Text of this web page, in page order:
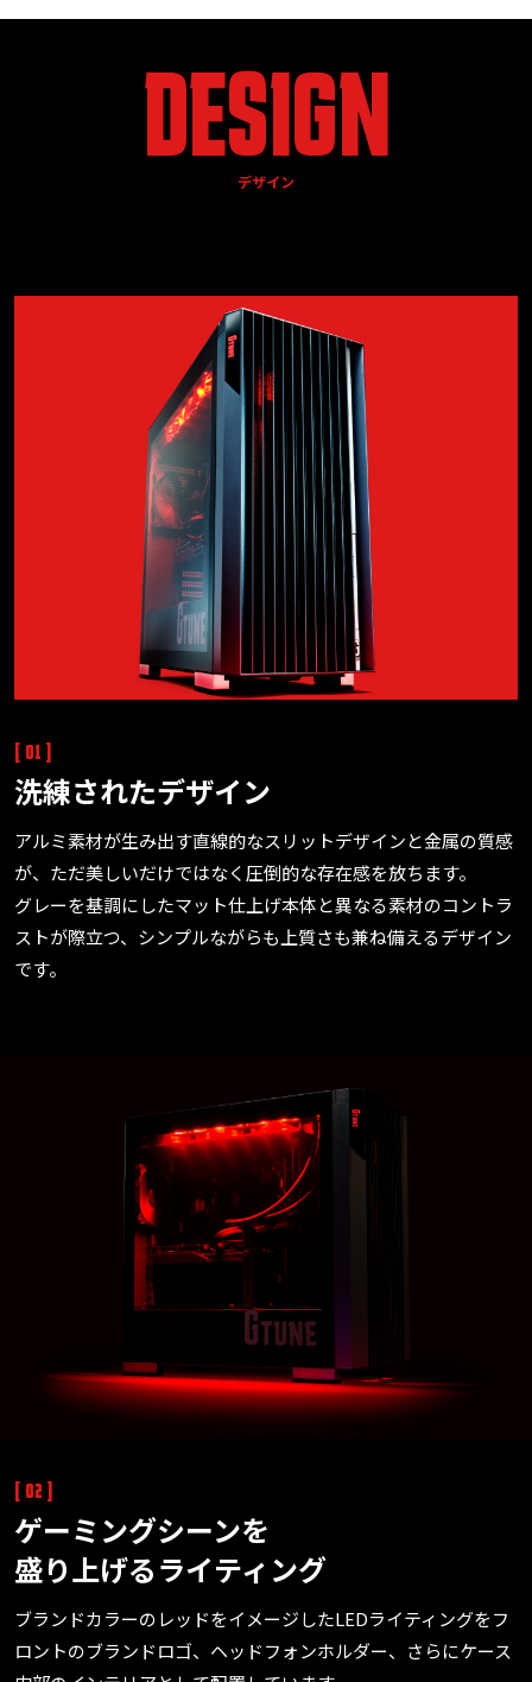
DESIGN
デザイン
[ 01 ]
洗練されたデザイン
アルミ素材が生み出す直線的なスリットデザインと金属の質感
が、ただ美しいだけではなく圧倒的な存在感を放ちます。
グレーを基調にしたマット仕上げ本体と異なる素材のコントラ
ストが際立つ、シンプルながらも上質さも兼ね備えるデザイン
です。
[ 02 ]
ゲーミングシーンを
盛り上げるライティング
ブランドカラーのレッドをイメージしたLEDライティングをフ
ロントのブランドロゴ、ヘッドフォンホルダー、さらにケース